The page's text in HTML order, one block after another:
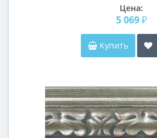
Цена:
5 069 ₽
Купить